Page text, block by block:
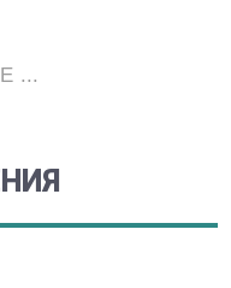
...